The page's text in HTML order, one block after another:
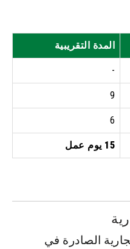
المدة التقريبية
-
9
6
15 يوم عمل
الصادرة في